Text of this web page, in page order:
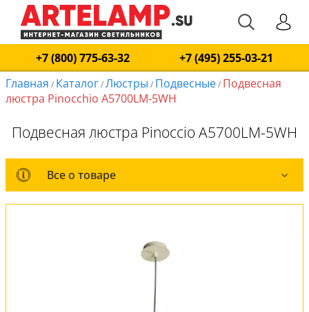
+7 (800) 775-63-32
+7 (495) 255-03-21
Главная / Каталог/Люстры / Подвесные/ Подвесная
люстра Pinocchio A5700LM-5WH
Подвесная люстра Pinoccio A5700LM-5WH
Все о товаре
Все о товаре
Комплект лампочек